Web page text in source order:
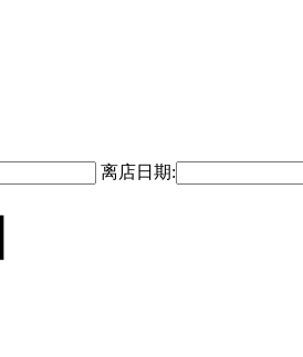
离店日期: